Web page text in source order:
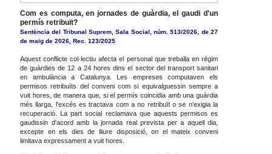
Com es computa, en jornades de guàrdia, el gaudi d'un
permís retribuït?
Sentència del Tribunal Suprem, Sala Social, núm. 513/2026, de 27
de maig de 2026, Rec. 123/2025
Aquest conflicte col·lectiu afecta el personal que treballa en règim
de guàrdies de 12 a 24 hores dins el sector del transport sanitari
en ambulància a Catalunya. Les empreses computaven els
permisos retribuïts del conveni com si equivalguessin sempre a
vuit hores, de manera que, si el permís coincidia amb una guàrdia
més llarga, l'excés es tractava com a no retribuït o se n'exigia la
recuperació. La part social reclamava que aquests permisos es
gaudissin d'acord amb la jornada real prevista per a aquell dia,
excepte en els dies de lliure disposició, on el mateix conveni
limitava expressament a vuit hores.